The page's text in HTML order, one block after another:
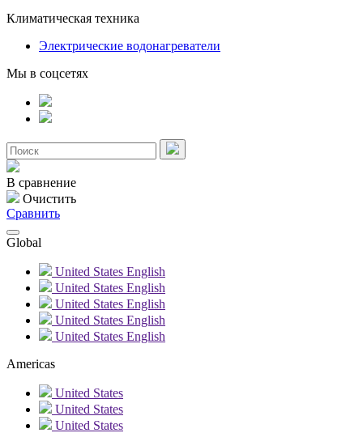
Климатическая техника
Электрические водонагреватели
Мы в соцсетях
В сравнение
Очистить
Сравнить
Global
United States English
United States English
United States English
United States English
United States English
Americas
United States
United States
United States